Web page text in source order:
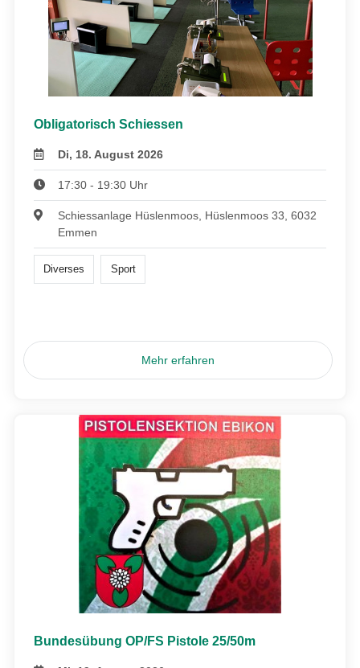
Obligatorisch Schiessen
Di, 18. August 2026
17:30 - 19:30 Uhr
Schiessanlage Hüslenmoos, Hüslenmoos 33, 6032
Emmen
Diverses Sport
Mehr erfahren
Bundesübung OP/FS Pistole 25/50m